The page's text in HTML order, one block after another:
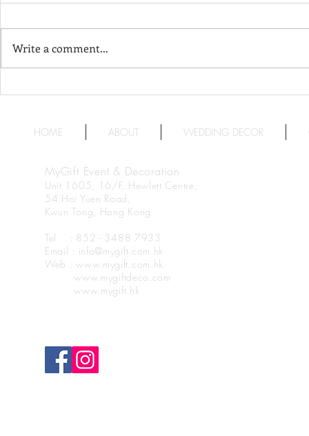
Write a comment...
HOME ABOUT WEDDING DECOR
MyGift Event & Decoration
Unit 1605, 16/F, Hewlett Centre,
54 Hoi Yuen Road,
Kwun Tong, Hong Kong
Tel : 852 - 3488 7933
Email : info@mygift.com.hk
Web : www.mygift.com.hk
www.mygiftdeco.com
www.mygift.hk